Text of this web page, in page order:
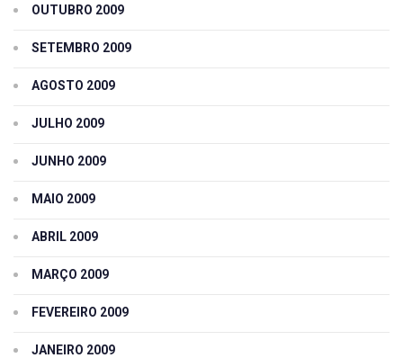
OUTUBRO 2009
SETEMBRO 2009
AGOSTO 2009
JULHO 2009
JUNHO 2009
MAIO 2009
ABRIL 2009
MARÇO 2009
FEVEREIRO 2009
JANEIRO 2009